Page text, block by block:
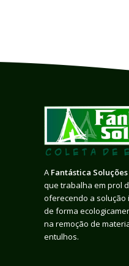
A Fantástica Soluções
que trabalha em prol
oferecendo a solução
de forma
na remoção de
entulhos.